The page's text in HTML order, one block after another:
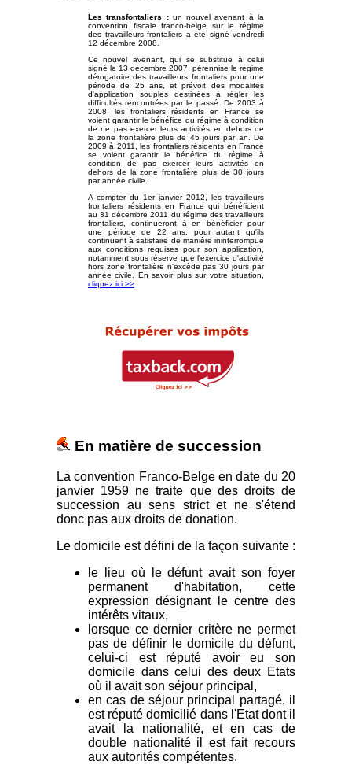
Les transfontaliers :un nouvel avenant à la
convention fiscale franco-belge sur le régime
des travailleurs frontaliers a été signé vendredi
12 décembre 2008.
Ce nouvel avenant, qui se substitue à celui
signé le 13 décembre 2007, pérennise le régime
dérogatoire des travailleurs frontaliers pour une
période de 25 ans, et prévoit des modalités
d'application souples destinées à régler les
difficultés rencontrées par le passé. De 2003 à
2008, les frontaliers résidents en France se
voient garantir le bénéfice du régime à condition
de ne pas exercer leurs activités en dehors de
la zone frontalière plus de 45 jours par an. De
2009 à 2011, les frontaliers résidents en France
se voient garantir le bénéfice du régime à
condition de pas exercer leurs activités en
dehors de la zone frontalière plus de 30 jours
par année civile.
A compter du 1er janvier 2012, les travailleurs
frontaliers résidents en France qui bénéficient
au 31 décembre 2011 du régime des travailleurs
frontaliers, continueront à en bénéficier pour
une période de 22 ans, pour autant qu'ils
continuent à satisfaire de manière ininterrompue
aux conditions requises pour son application,
notamment sous réserve que l'exercice d'activité
hors zone frontalière n'excède pas 30 jours par
année civile. En savoir plus sur votre situation,
cliquez ici >>
En matière de succession
La convention Franco-Belge en date du 20
janvier 1959 ne traite que des droits de
succession au sens strict et ne s'étend
donc pas aux droits de donation.
Le domicile est défini de la façon suivante :
le lieu où le défunt avait son foyer
permanent d'habitation, cette
expression désignant le centre des
intérêts vitaux,
lorsque ce dernier critère ne permet
pas de définir le domicile du défunt,
celui-ci est réputé avoir eu son
domicile dans celui des deux Etats
où il avait son séjour principal,
en cas de séjour principal partagé, il
est réputé domicilié dans l'Etat dont il
avait la nationalité, et en cas de
double nationalité il est fait recours
aux autorités compétentes.